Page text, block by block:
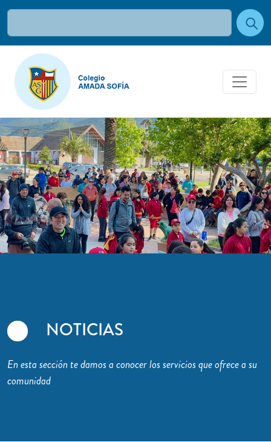
NOTICIAS
En esta sección te damos a conocer los servicios que ofrece a su
comunidad